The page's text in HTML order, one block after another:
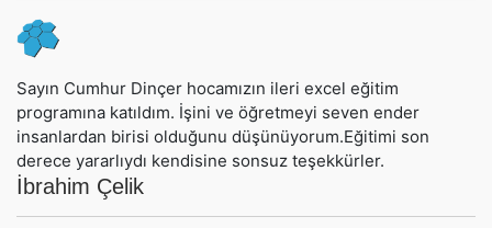
Sayın Cumhur Dinçer hocamızın ileri excel eğitim
programına katıldım. İşini ve öğretmeyi seven ender
insanlardan birisi olduğunu düşünüyorum.Eğitimi son
derece yararlıydı kendisine sonsuz teşekkürler.
İbrahim Çelik